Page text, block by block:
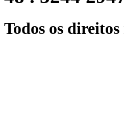
Todos os